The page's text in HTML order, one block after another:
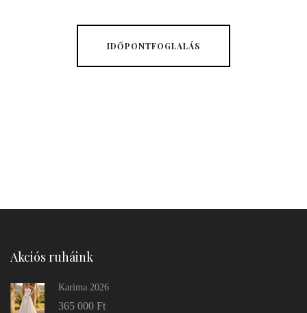
IDŐPONTFOGLALÁS
Akciós ruháink
Karima 2026
365 000 Ft